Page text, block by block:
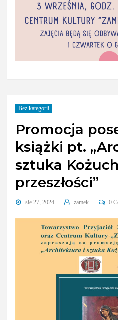
Bez kategorii
Promocja
książki pt.
sztuka
przeszłości”
sie 27, 2024 zamek 0